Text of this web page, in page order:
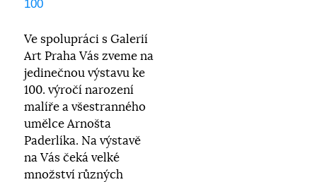
100
Ve spolupráci s Galerií
Art Praha Vás zveme na
jedinečnou výstavu ke
100. výročí narození
malíře a všestranného
umělce Arnošta
Paderlíka. Na výstavě
na Vás čeká velké
množství různých